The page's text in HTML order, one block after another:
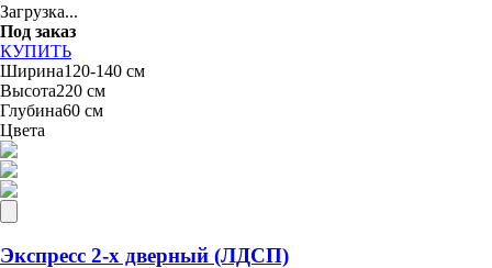
Загрузка...
Под заказ
КУПИТЬ
Ширина120-140 см
Высота220 см
Глубина60 см
Цвета
Экспресс 2-х дверный (ЛДСП)